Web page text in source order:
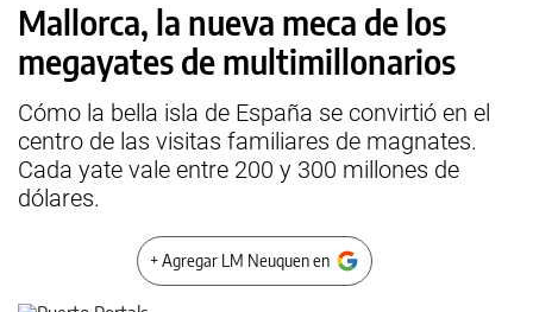
Mallorca, la nueva meca de los
megayates de multimillonarios
Cómo la bella isla de España se convirtió en el
centro de las visitas familiares de magnates.
Cada yate vale entre 200 y 300 millones de
dólares.
+ Agregar LM Neuquen en